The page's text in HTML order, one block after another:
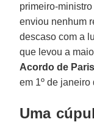
primeiro-ministro
enviou nenhum
descaso com a
que levou a
Acordo de Paris
em 1º de janeiro
Uma